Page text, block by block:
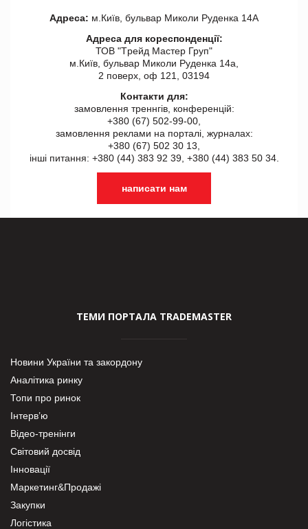
Адреса: м.Київ, бульвар Миколи Руденка 14А
Адреса для кореспонденції:
ТОВ "Tрейд Мастер Груп"
м.Київ, бульвар Миколи Руденка 14а,
2 поверх, оф 121, 03194
Контакти для:
замовлення треннгів, конференцій:
+380 (67) 502-99-00,
замовлення реклами на порталі, журналах:
+380 (67) 502 30 13,
інші питання: +380 (44) 383 92 39, +380 (44) 383 50 34.
написати нам
ТЕМИ ПОРТАЛА TRADEMASTER
Новини України та закордону
Аналітика ринку
Топи про ринок
Інтерв’ю
Відео-тренінги
Світовий досвід
Інновації
Маркетинг&Продажі
Закупки
Логістика